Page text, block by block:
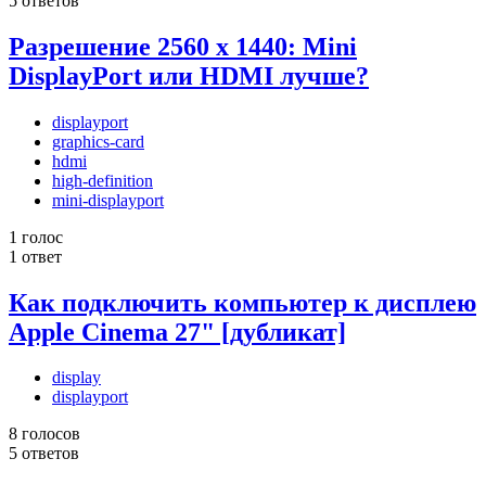
Разрешение 2560 x 1440: Mini
DisplayPort или HDMI лучше?
displayport
graphics-card
hdmi
high-definition
mini-displayport
1 голос
1 ответ
Как подключить компьютер к дисплею
Apple Cinema 27" [дубликат]
display
displayport
8 голосов
5 ответов